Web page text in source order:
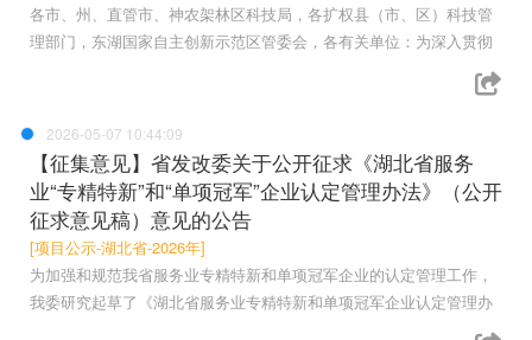
各市、州、直管市、神农架林区科技局，各扩权县（市、区）科技管
理部门，东湖国家自主创新示范区管委会，各有关单位：为深入贯彻
2026-05-07 10:44:09
【征集意见】省发改委关于公开征求《湖北省服务
业“专精特新”和“单项冠军”企业认定管理办法》（公开
征求意见稿）意见的公告
[项目公示-湖北省-2026年]
为加强和规范我省服务业专精特新和单项冠军企业的认定管理工作，
我委研究起草了《湖北省服务业专精特新和单项冠军企业认定管理办